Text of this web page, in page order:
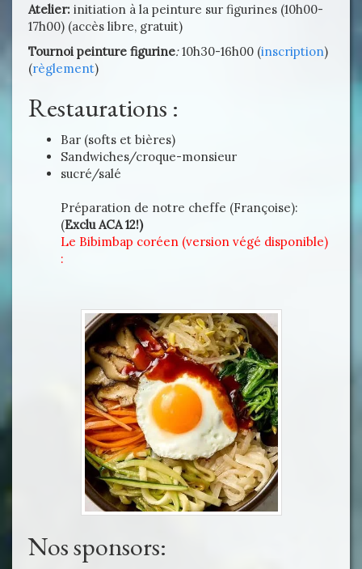
Atelier: initiation à la peinture sur figurines (10h00-
17h00) (accès libre, gratuit)
Tournoi peinture figurine:10h30-16h00 (inscription)
(règlement)
Restaurations :
Bar (softs et bières)
Sandwiches/croque-monsieur
sucré/salé
Préparation de notre cheffe (Françoise):
(Exclu ACA 12!)
Le Bibimbap coréen (version végé disponible)
:
Nos sponsors: